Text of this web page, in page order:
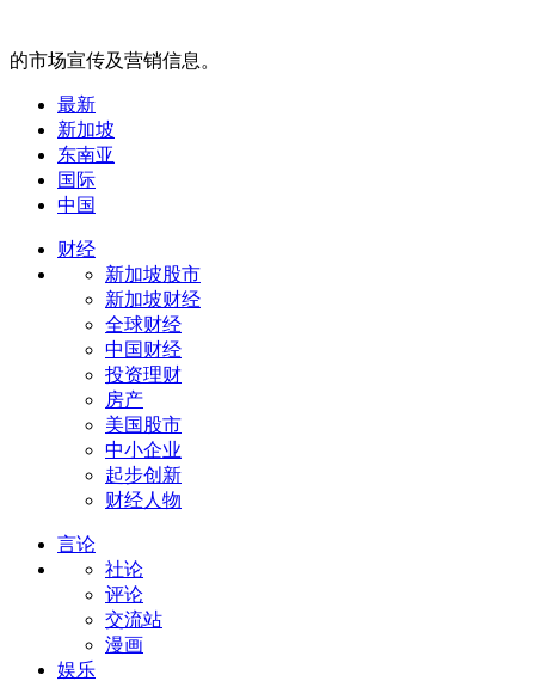
的市场宣传及营销信息。
最新
新加坡
东南亚
国际
中国
财经
新加坡股市
新加坡财经
全球财经
中国财经
投资理财
房产
美国股市
中小企业
起步创新
财经人物
言论
社论
评论
交流站
漫画
娱乐